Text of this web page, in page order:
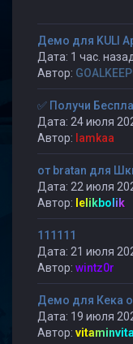
Демо для KULI
Дата: 1 час. назад
Автор:
✅ Получи
Дата: 24 июля
Автор: lamkaa
от bratan для
Дата: 22 июля
Автор: lelikbolik
111111
Дата: 21 июля
Автор: wintz0r
Демо для Кека
Дата: 19 июля
Автор: